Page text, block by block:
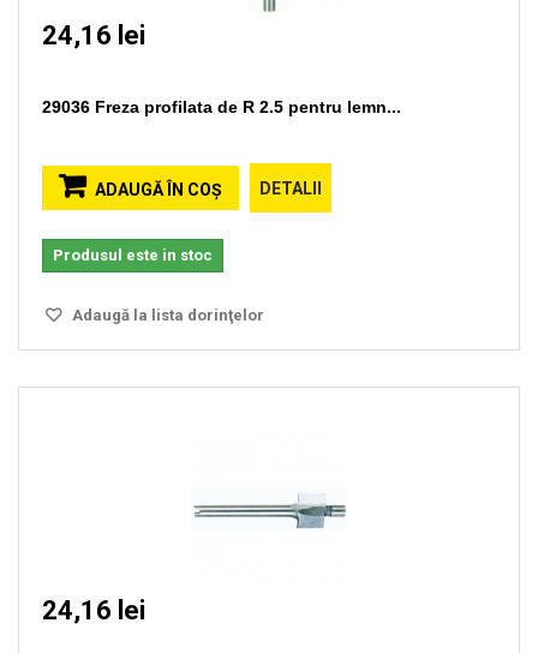
24,16 lei
29036 Freza profilata de R 2.5 pentru lemn...
ADAUGĂ ÎN COŞ DETALII
Produsul este in stoc
Adaugă la lista dorinţelor
24,16 lei